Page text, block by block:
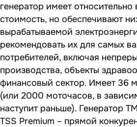
генератор имеет
стоимость, но обеспечивают
вырабатываемой
рекомендовать их для самых
потребителей, включая
производства, объекты
финансовый сектор. Имеет 36
(или 2000 моточасов, в
наступит раньше). Генератор
TSS Premium – прямой